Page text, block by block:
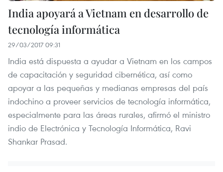
India apoyará a Vietnam en desarrollo de
tecnología informática
29/03/2017 09:31
India está dispuesta a ayudar a Vietnam en los campos
de capacitación y seguridad cibernética, así como
apoyar a las pequeñas y medianas empresas del país
indochino a proveer servicios de tecnología informática,
especialmente para las áreas rurales, afirmó el ministro
indio de Electrónica y Tecnología Informática, Ravi
Shankar Prasad.